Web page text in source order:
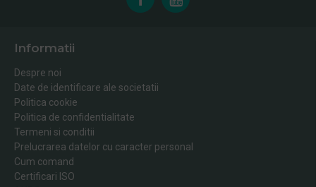
Informatii
Despre noi
Date de identificare ale societatii
Politica cookie
Politica de confidentialitate
Termeni si conditii
Prelucrarea datelor cu caracter personal
Cum comand
Certificari ISO